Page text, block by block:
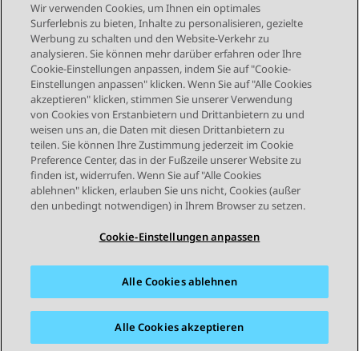
Send Feedback
Themennavigation
Vorheriges Thema Nächstes Thema
STAY CONNECTED
Sitemap Nutzungsbedingungen
Datenschutz
Marken
Barrierefreiheit
Wir verwenden Cookies, um Ihnen ein optimales
Surferlebnis zu bieten, Inhalte zu personalisieren, gezielte
Werbung zu schalten und den Website-Verkehr zu
analysieren. Sie können mehr darüber erfahren oder Ihre
Cookie-Einstellungen anpassen, indem Sie auf "Cookie-
Einstellungen anpassen" klicken. Wenn Sie auf "Alle Cookies
akzeptieren" klicken, stimmen Sie unserer Verwendung
von Cookies von Erstanbietern und Drittanbietern zu und
weisen uns an, die Daten mit diesen Drittanbietern zu
teilen. Sie können Ihre Zustimmung jederzeit im Cookie
Preference Center, das in der Fußzeile unserer Website zu
finden ist, widerrufen. Wenn Sie auf "Alle Cookies
ablehnen" klicken, erlauben Sie uns nicht, Cookies (außer
den unbedingt notwendigen) in Ihrem Browser zu setzen.
Cookie-Einstellungen anpassen
Alle Cookies ablehnen
Alle Cookies akzeptieren